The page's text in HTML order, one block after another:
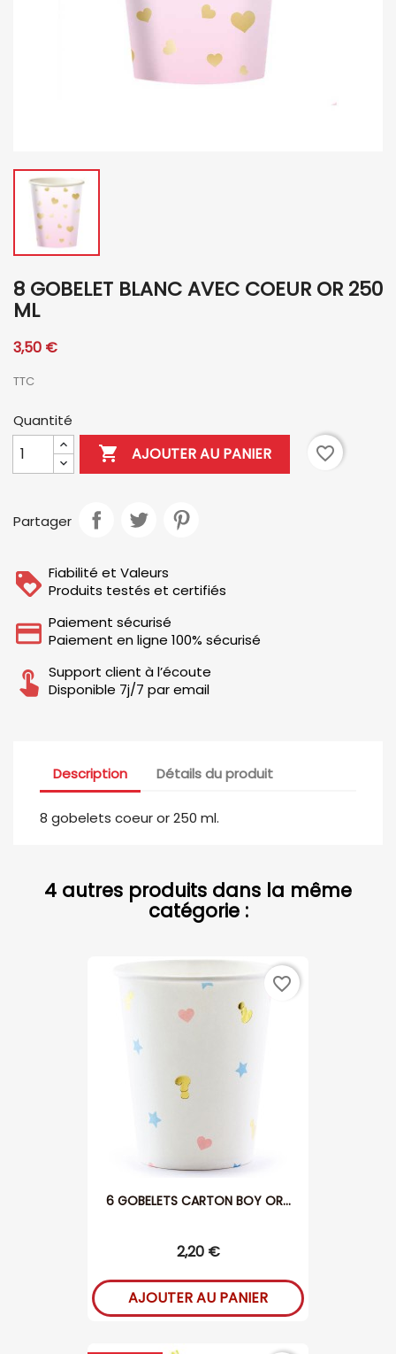
8 GOBELET BLANC AVEC COEUR OR 250
ML
3,50 €
TTC
Quantité
 AJOUTER AU PANIER favorite_border
Partager
Fiabilité et Valeurs
Produits testés et certifiés
Paiement sécurisé
Paiement en ligne 100% sécurisé
Support client à l’écoute
Disponible 7j/7 par email
Description Détails du produit
8 gobelets coeur or 250 ml.
4 autres produits dans la même
catégorie :
6 GOBELETS CARTON BOY OR...
2,20 €
AJOUTER AU PANIER
favorite_border